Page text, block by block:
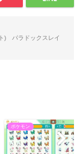
) パラドックスレイ
ポケモン